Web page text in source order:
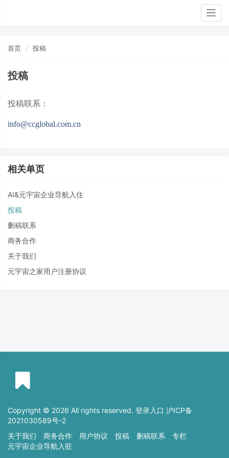
首页 投稿
投稿
投稿联系：
info@ccglobal.com.cn
相关单页
AI&元宇宙企业导航入住
投稿
删稿联系
商务合作
关于我们
元宇宙之家用户注册协议
Copyright © 2026 All rights reserved. 登录入口 沪ICP备
2021030589号-2
关于我们
商务合作 用户协议 投稿 删稿联系
专栏
元宇宙企业导航入驻